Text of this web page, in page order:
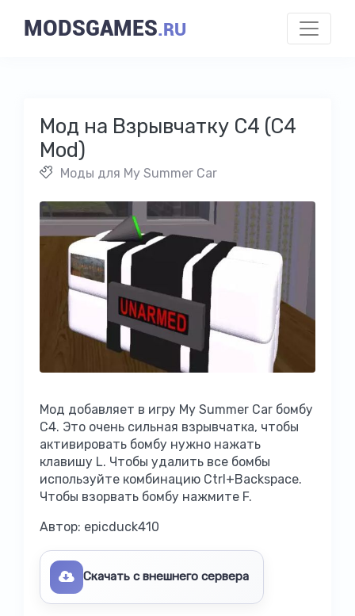
MODSGAMES.RU
Мод на Взрывчатку C4 (C4
Mod)
Моды для My Summer Car
Мод добавляет в игру My Summer Car бомбу
C4. Это очень сильная взрывчатка, чтобы
активировать бомбу нужно нажать
клавишу L. Чтобы удалить все бомбы
используйте комбинацию Ctrl+Backspace.
Чтобы взорвать бомбу нажмите F.
Автор: epicduck410
Скачать с внешнего сервера